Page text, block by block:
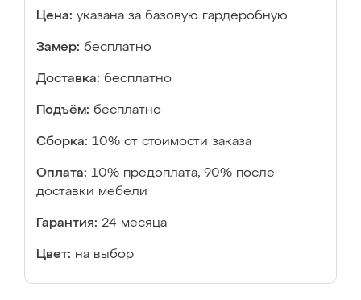
Цена: указана за базовую гардеробную
Замер: бесплатно
Доставка: бесплатно
Подъём: бесплатно
Сборка: 10% от стоимости заказа
Оплата: 10% предоплата, 90% после
доставки мебели
Гарантия: 24 месяца
Цвет: на выбор